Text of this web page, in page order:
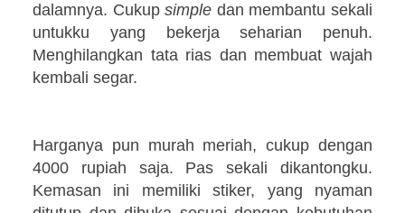
dalamnya. Cukupsimple dan membantu sekali
untukku yang bekerja seharian penuh.
Menghilangkan tata rias dan membuat wajah
kembali segar.
Harganya pun murah meriah, cukup dengan
4000 rupiah saja. Pas sekali dikantongku.
Kemasan ini memiliki stiker, yang nyaman